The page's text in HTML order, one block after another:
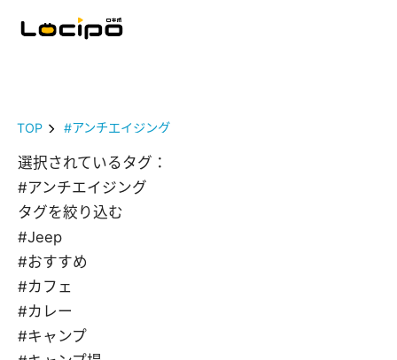
TOP #アンチエイジング
選択されているタグ：
#アンチエイジング
タグを絞り込む
#Jeep
#おすすめ
#カフェ
#カレー
#キャンプ